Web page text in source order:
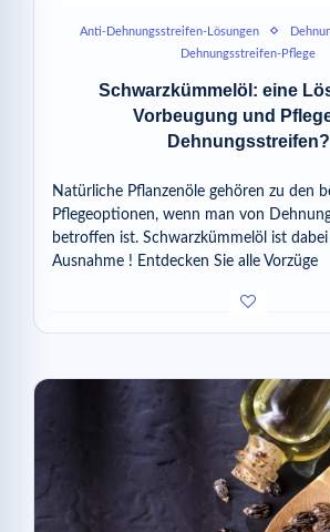
Anti-Dehnungsstreifen-Lösungen
Dehnungsstreifen-Pflege
Schwarzkümmelöl: eine
Vorbeugung und
Dehnungsstreifen?
Natürliche Pflanzenöle gehören zu den
Pflegeoptionen, wenn man von
betroffen ist. Schwarzkümmelöl ist dabei
Ausnahme ! Entdecken Sie alle Vorzüge